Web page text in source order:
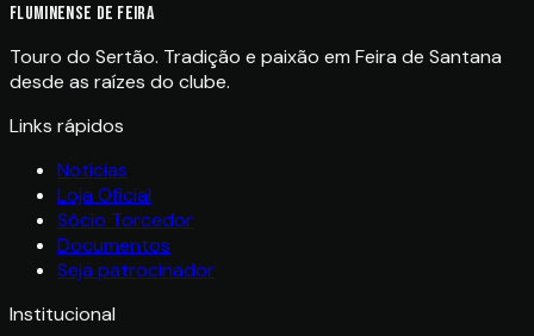
FLUMINENSE DE FEIRA
Touro do Sertão. Tradição e paixão em Feira de Santana
desde as raízes do clube.
Links rápidos
Notícias
Loja Oficial
Sócio Torcedor
Documentos
Seja patrocinador
Institucional